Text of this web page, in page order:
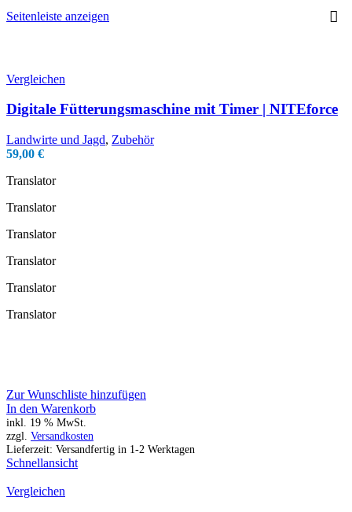
Seitenleiste anzeigen
Vergleichen
Digitale Fütterungsmaschine mit Timer | NITEforce
Landwirte und Jagd, Zubehör
59,00 €
Translator
Translator
Translator
Translator
Translator
Translator
Zur Wunschliste hinzufügen
In den Warenkorb
inkl. 19 % MwSt.
zzgl. Versandkosten
Lieferzeit: Versandfertig in 1-2 Werktagen
Schnellansicht
Vergleichen